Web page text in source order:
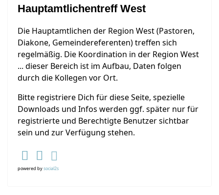
Hauptamtlichentreff West
Die Hauptamtlichen der Region West (Pastoren,
Diakone, Gemeindereferenten) treffen sich
regelmäßig. Die Koordination in der Region West
... dieser Bereich ist im Aufbau, Daten folgen
durch die Kollegen vor Ort.
Bitte registriere Dich für diese Seite, spezielle
Downloads und Infos werden ggf. später nur für
registrierte und Berechtigte Benutzer sichtbar
sein und zur Verfügung stehen.
powered bysocial2s